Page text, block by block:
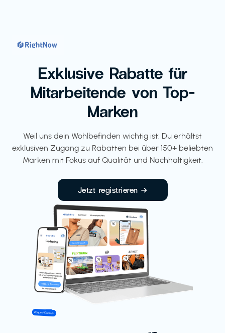
Exklusive Rabatte für
Mitarbeitende von Top-
Marken
Weil uns dein Wohlbefinden wichtig ist: Du erhältst
exklusiven Zugang zu Rabatten bei über 150+ beliebten
Marken mit Fokus auf Qualität und Nachhaltigkeit.
Jetzt registrieren →